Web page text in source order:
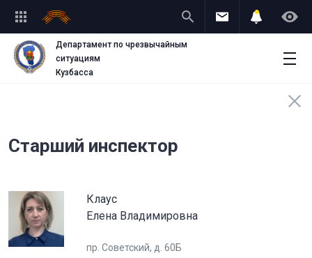
Департамент по чрезвычайным
ситуациям
Кузбасса
Старший инспектор
Клаус
Елена Владимировна
пр. Советский, д. 60Б